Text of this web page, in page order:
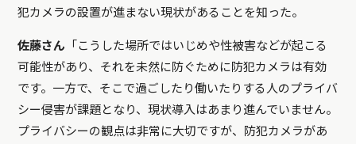
犯カメラの設置が進まない現状があることを知った。
佐藤さん 「こうした場所ではいじめや性被害などが起こる
可能性があり、それを未然に防ぐために防犯カメラは有効
です。一方で、そこで過ごしたり働いたりする人のプライバ
シー侵害が課題となり、現状導入はあまり進んでいません。
プライバシーの観点は非常に大切ですが、防犯カメラがあ